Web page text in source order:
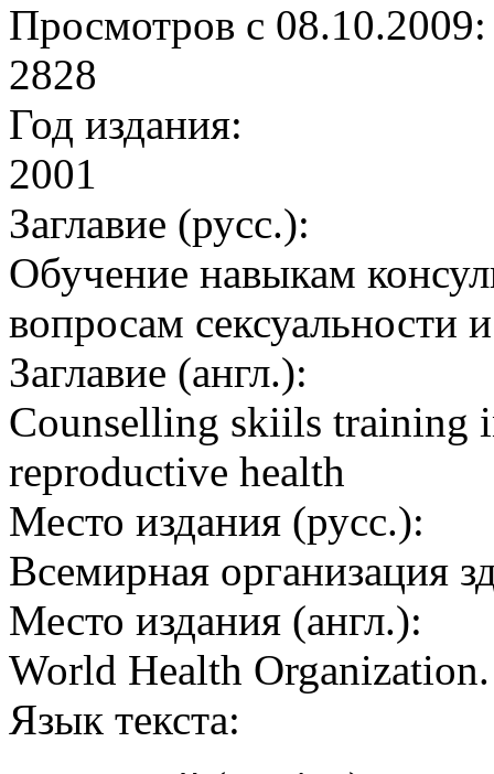
Просмотров с 08.10.2009:
2828
Год издания:
2001
Заглавие (русс.):
Обучение навыкам
вопросам сексуальности
Заглавие (англ.):
Counselling skiils training
reproductive health
Место издания (русс.):
Всемирная организация
Место издания (англ.):
World Health
Язык текста: